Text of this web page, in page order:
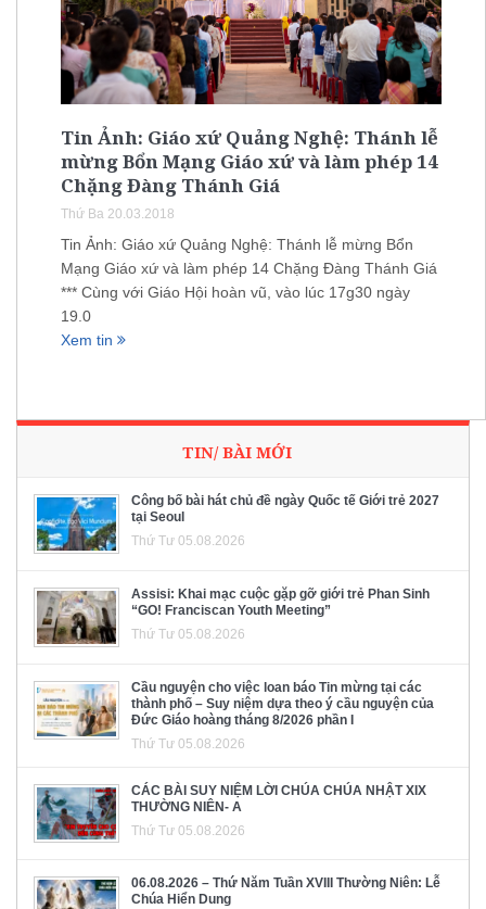
Tin Ảnh: Giáo xứ Quảng Nghệ: Thánh lễ
mừng Bổn Mạng Giáo xứ và làm phép 14
Chặng Đàng Thánh Giá
Thứ Ba 20.03.2018
Tin Ảnh: Giáo xứ Quảng Nghệ: Thánh lễ mừng Bổn
Mạng Giáo xứ và làm phép 14 Chặng Đàng Thánh Giá
*** Cùng với Giáo Hội hoàn vũ, vào lúc 17g30 ngày
19.0
Xem tin
TIN/ BÀI MỚI
Công bố bài hát chủ đề ngày Quốc tế Giới trẻ 2027
tại Seoul
Thứ Tư 05.08.2026
Assisi: Khai mạc cuộc gặp gỡ giới trẻ Phan Sinh
“GO! Franciscan Youth Meeting”
Thứ Tư 05.08.2026
Cầu nguyện cho việc loan báo Tin mừng tại các
thành phố – Suy niệm dựa theo ý cầu nguyện của
Đức Giáo hoàng tháng 8/2026 phần I
Thứ Tư 05.08.2026
CÁC BÀI SUY NIỆM LỜI CHÚA CHÚA NHẬT XIX
THƯỜNG NIÊN- A
Thứ Tư 05.08.2026
06.08.2026 – Thứ Năm Tuần XVIII Thường Niên: Lễ
Chúa Hiển Dung